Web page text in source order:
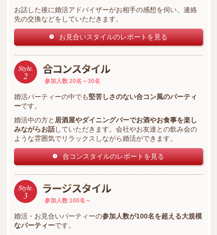
お話した後に婚活アドバイザーがお相手の感想を伺い、連絡
先の交換などをしていただきます。
お見合いスタイルのレポートを見る
参加人数 20名～30名
婚活パーティーの中でも堅苦しさのない合コン風のパーティ
ーです。
婚活中の方と 居酒屋やダイニングバーでお酒やお食事を楽し
みながらお話していただきます。会社やお友達との飲み会の
ような雰囲気でリラックスしながら婚活ができます。
合コンスタイルのレポートを見る
参加人数 100名～
婚活・お見合いパーティーの参加人数が100名を超える大規模
なパーティーです。